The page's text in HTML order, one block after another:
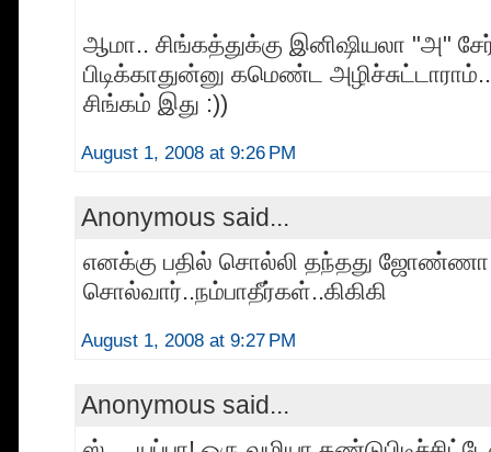
ஆமா.. சிங்கத்துக்கு இனிஷியலா "அ"
பிடிக்காதுன்னு கமெண்ட
சிங்கம் இது :))
August 1, 2008 at 9:26 PM
Anonymous said...
எனக்கு பதில் சொல்லி தந்தது
சொல்வார்..நம்பாதீர்கள்..கிகிகி
August 1, 2008 at 9:27 PM
Anonymous said...